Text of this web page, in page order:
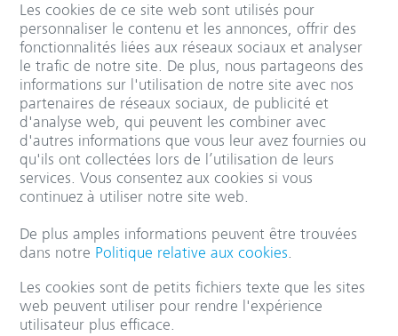
Les cookies de ce site web sont utilisés pour
personnaliser le contenu et les annonces, offrir des
fonctionnalités liées aux réseaux sociaux et analyser
le trafic de notre site. De plus, nous partageons des
informations sur l'utilisation de notre site avec nos
partenaires de réseaux sociaux, de publicité et
d'analyse web, qui peuvent les combiner avec
d'autres informations que vous leur avez fournies ou
qu'ils ont collectées lors de l’utilisation de leurs
services. Vous consentez aux cookies si vous
continuez à utiliser notre site web.
De plus amples informations peuvent être trouvées
dans notre Politique relative aux cookies.
Les cookies sont de petits fichiers texte que les sites
web peuvent utiliser pour rendre l'expérience
utilisateur plus efficace.